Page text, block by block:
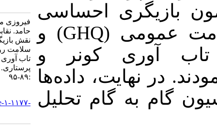
احساسی
زاف، پرسشنامه سلامت عمومی (GHQ) و
کونر و
نهایت، داده‌ها
به گام تحلیل
فیروزی منیژه، شکوری
حامد. نقابی بر عواطف:
نقش بازیگری احساسی بر
سلامت روان شناختی و
تاب آوری پرستاران. روان
پرستاری. ۱۳۹۷; ۶ (۶)
http://ijpn.ir/article-۱-۱۱۷۷-